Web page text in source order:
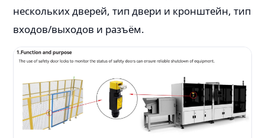
нескольких дверей, тип двери и кронштейн, тип
входов/выходов и разъём.